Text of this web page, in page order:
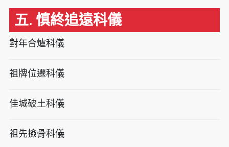
五. 慎終追遠科儀
對年合爐科儀
祖牌位遷科儀
佳城破土科儀
祖先撿骨科儀